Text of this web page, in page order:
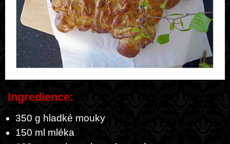
Ingredience:
350 g hladké mouky
150 ml mléka